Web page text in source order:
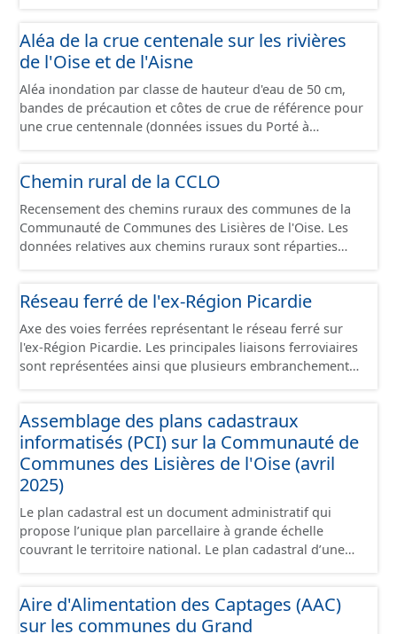
Aléa de la crue centenale sur les rivières
de l'Oise et de l'Aisne
Aléa inondation par classe de hauteur d'eau de 50 cm,
bandes de précaution et côtes de crue de référence pour
une crue centennale (données issues du Porté à
Chemin rural de la CCLO
Recensement des chemins ruraux des communes de la
Communauté de Communes des Lisières de l'Oise. Les
données relatives aux chemins ruraux sont réparties
générales du chemin (longueur, largeur, etc.). - Secteurs :
les informations générales du chemin et données
relevées sur le terrain. - Éléments : les éléments naturels
relevés sur les chemins (bois, talus, bande enherbée,
etc.). - Observations : les observations relevées sur les
- Plantations : proposition de plantation de haies (haie
basse, haie mixte, etc.).
Réseau ferré de l'ex-Région Picardie
Axe des voies ferrées représentant le réseau ferré sur
l'ex-Région Picardie. Les principales liaisons ferroviaires
sont représentées ainsi que plusieurs embranchements
sont désaffectées mais sont toujours physiquement
présentes sur le terrain.
Assemblage des plans cadastraux
informatisés (PCI) sur la Communauté de
Communes des Lisières de l'Oise (avril
2025)
Le plan cadastral est un document administratif qui
propose l’unique plan parcellaire à grande échelle
couvrant le territoire national. Le plan cadastral d’une
communément appelées « feuilles de plan ». La parcelle
est l’unité cadastrale de base. C’est un terrain d’un seul
Aire d'Alimentation des Captages (AAC)
sur les communes du Grand